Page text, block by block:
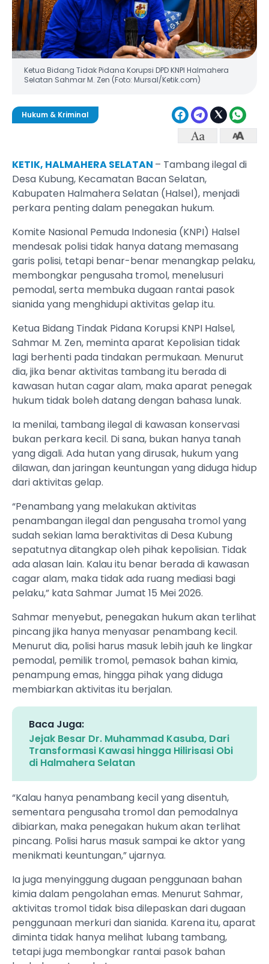
Ketua Bidang Tidak Pidana Korupsi DPD KNPI Halmahera
Selatan Sahmar M. Zen (Foto: Mursal/Ketik.com)
Hukum & Kriminal
KETIK, HALMAHERA SELATAN – Tambang ilegal di
Desa Kubung, Kecamatan Bacan Selatan,
Kabupaten Halmahera Selatan (Halsel), menjadi
perkara penting dalam penegakan hukum.
Komite Nasional Pemuda Indonesia (KNPI) Halsel
mendesak polisi tidak hanya datang memasang
garis polisi, tetapi benar-benar menangkap pelaku,
membongkar pengusaha tromol, menelusuri
pemodal, serta membuka dugaan rantai pasok
sianida yang menghidupi aktivitas gelap itu.
Ketua Bidang Tindak Pidana Korupsi KNPI Halsel,
Sahmar M. Zen, meminta aparat Kepolisian tidak
lagi berhenti pada tindakan permukaan. Menurut
dia, jika benar aktivitas tambang itu berada di
kawasan hutan cagar alam, maka aparat penegak
hukum tidak boleh datang dengan bahasa lunak.
Ia menilai, tambang ilegal di kawasan konservasi
bukan perkara kecil. Di sana, bukan hanya tanah
yang digali. Ada hutan yang dirusak, hukum yang
dilawan, dan jaringan keuntungan yang diduga hidup
dari aktivitas gelap.
“Penambang yang melakukan aktivitas
penambangan ilegal dan pengusaha tromol yang
sudah sekian lama beraktivitas di Desa Kubung
sepatutnya ditangkap oleh pihak kepolisian. Tidak
ada alasan lain. Kalau itu benar berada di kawasan
cagar alam, maka tidak ada ruang mediasi bagi
pelaku,” kata Sahmar Jumat 15 Mei 2026.
Sahmar menyebut, penegakan hukum akan terlihat
pincang jika hanya menyasar penambang kecil.
Menurut dia, polisi harus masuk lebih jauh ke lingkar
pemodal, pemilik tromol, pemasok bahan kimia,
penampung emas, hingga pihak yang diduga
membiarkan aktivitas itu berjalan.
Baca Juga:
Jejak Besar Dr. Muhammad Kasuba, Dari
Transformasi Kawasi hingga Hilirisasi Obi
di Halmahera Selatan
“Kalau hanya penambang kecil yang disentuh,
sementara pengusaha tromol dan pemodalnya
dibiarkan, maka penegakan hukum akan terlihat
pincang. Polisi harus masuk sampai ke aktor yang
menikmati keuntungan,” ujarnya.
Ia juga menyinggung dugaan penggunaan bahan
kimia dalam pengolahan emas. Menurut Sahmar,
aktivitas tromol tidak bisa dilepaskan dari dugaan
penggunaan merkuri dan sianida. Karena itu, aparat
diminta tidak hanya melihat lubang tambang,
tetapi juga membongkar rantai pasok bahan